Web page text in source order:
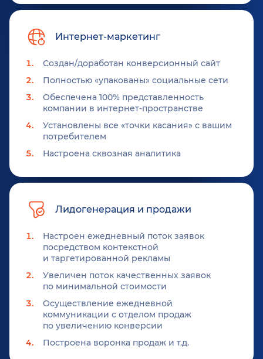
Интернет-маркетинг
Создан/доработан конверсионный сайт
Полностью «упакованы» социальные сети
Обеспечена 100% представленность
компании в интернет-пространстве
Установлены все «точки касания» с вашим
потребителем
Настроена сквозная аналитика
Лидогенерация и продажи
Настроен ежедневный поток заявок
посредством контекстной
и таргетированной рекламы
Увеличен поток качественных заявок
по минимальной стоимости
Осуществление ежедневной
коммуникации с отделом продаж
по увеличению конверсии
Построена воронка продаж и т.д.